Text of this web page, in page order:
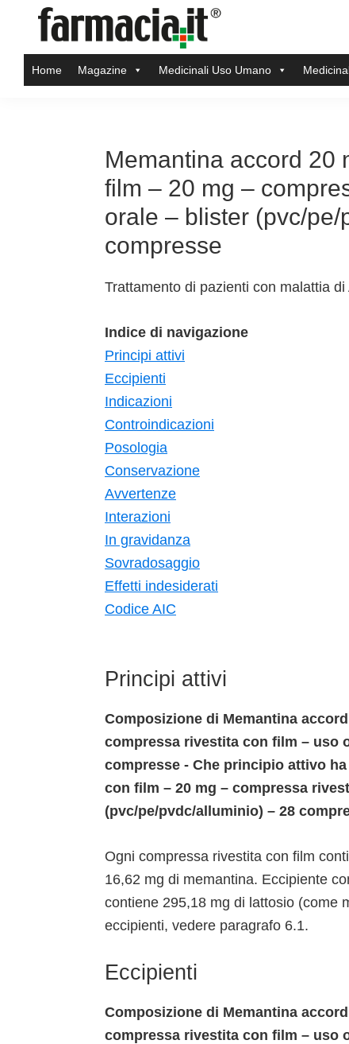
primary
main
primary
footerFarmacia.it
magazine
Home Magazine Medicinali Uso Umano
Memantina accord 20
film – 20 mg –
orale – blister (pvc/
compresse
Trattamento di pazienti con malattia
Indice di navigazione
Principi attivi
Eccipienti
Indicazioni
Controindicazioni
Posologia
Conservazione
Avvertenze
Interazioni
In gravidanza
Sovradosaggio
Effetti indesiderati
Codice AIC
Principi attivi
Composizione di Memantina
compressa rivestita con film – uso
compresse - Che principio attivo
con film – 20 mg – compressa
(pvc/pe/pvdc/alluminio) – 28
Ogni compressa rivestita con film
16,62 mg di memantina. Eccipiente
contiene 295,18 mg di lattosio (come
eccipienti, vedere paragrafo 6.1.
Eccipienti
Composizione di Memantina
compressa rivestita con film – uso